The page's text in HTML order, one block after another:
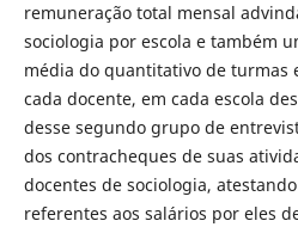
remuneração total mensal
sociologia por escola e também
média do quantitativo de turmas
cada docente, em cada escola
desse segundo grupo de
dos contracheques de suas
docentes de sociologia,
referentes aos salários por eles